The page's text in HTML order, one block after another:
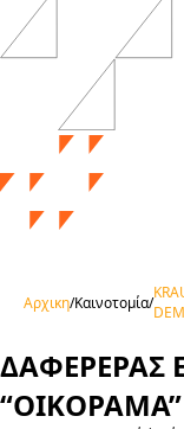
Αρχικη/Καινοτομία/
ΔΑΦΕΡΕΡΑΣ
“ΟΙΚΟΡΑΜΑ”